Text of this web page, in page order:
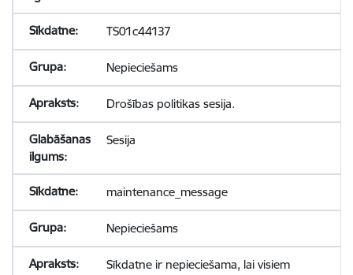
TS01c44137
Nepieciešams
Drošības politikas sesija.
Sesija
maintenance_message
Nepieciešams
Sīkdatne ir nepieciešama, lai visiem